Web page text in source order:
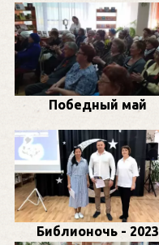
Победный май
Библионочь - 2023